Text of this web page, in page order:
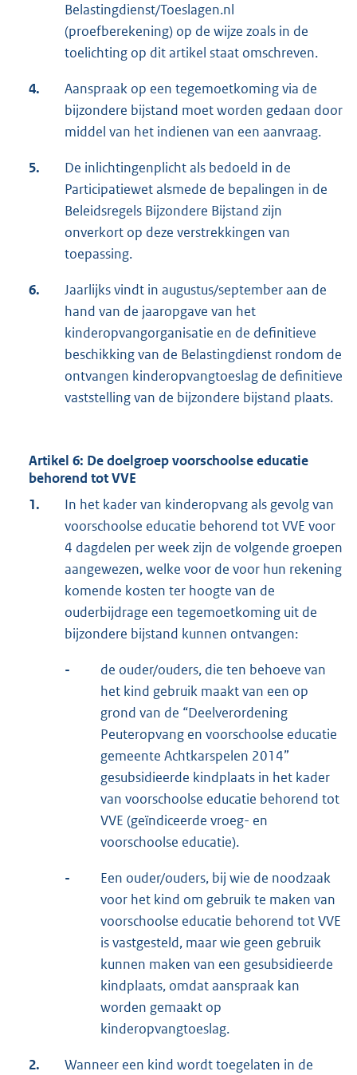
Belastingdienst/Toeslagen.nl
(proefberekening) op de wijze zoals in de
toelichting op dit artikel staat omschreven.
4.
Aanspraak op een tegemoetkoming via de
bijzondere bijstand moet worden gedaan door
middel van het indienen van een aanvraag.
5.
De inlichtingenplicht als bedoeld in de
Participatiewet alsmede de bepalingen in de
Beleidsregels Bijzondere Bijstand zijn
onverkort op deze verstrekkingen van
toepassing.
6.
Jaarlijks vindt in augustus/september aan de
hand van de jaaropgave van het
kinderopvangorganisatie en de definitieve
beschikking van de Belastingdienst rondom de
ontvangen kinderopvangtoeslag de definitieve
vaststelling van de bijzondere bijstand plaats.
Artikel 6: De doelgroep voorschoolse educatie
behorend tot VVE
1.
In het kader van kinderopvang als gevolg van
voorschoolse educatie behorend tot VVE voor
4 dagdelen per week zijn de volgende groepen
aangewezen, welke voor de voor hun rekening
komende kosten ter hoogte van de
ouderbijdrage een tegemoetkoming uit de
bijzondere bijstand kunnen ontvangen:
-
de ouder/ouders, die ten behoeve van
het kind gebruik maakt van een op
grond van de “Deelverordening
Peuteropvang en voorschoolse educatie
gemeente Achtkarspelen 2014”
gesubsidieerde kindplaats in het kader
van voorschoolse educatie behorend tot
VVE (geïndiceerde vroeg- en
voorschoolse educatie).
-
Een ouder/ouders, bij wie de noodzaak
voor het kind om gebruik te maken van
voorschoolse educatie behorend tot VVE
is vastgesteld, maar wie geen gebruik
kunnen maken van een gesubsidieerde
kindplaats, omdat aanspraak kan
worden gemaakt op
kinderopvangtoeslag.
2.
Wanneer een kind wordt toegelaten in de